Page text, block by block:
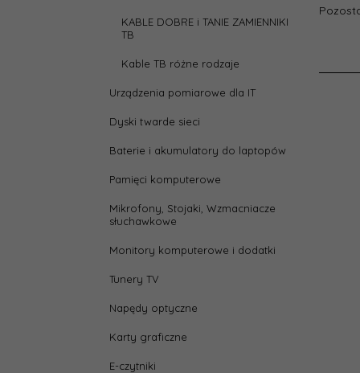
KABLE DOBRE i TANIE ZAMIENNIKI
TB
Kable TB różne rodzaje
Urządzenia pomiarowe dla IT
Dyski twarde sieci
Baterie i akumulatory do laptopów
Pamięci komputerowe
Mikrofony, Stojaki, Wzmacniacze
słuchawkowe
Monitory komputerowe i dodatki
Tunery TV
Napędy optyczne
Karty graficzne
E-czytniki